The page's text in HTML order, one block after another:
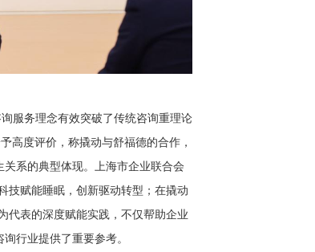
服务理念有效突破了传统咨询重理论
高度评价，称撬动与舒福德的合作，
系的典型体现。上海市企业联合会
技赋能睡眠，创新驱动转型；在撬动
代表的深度赋能实践，不仅帮助企业
行业提供了重要参考。